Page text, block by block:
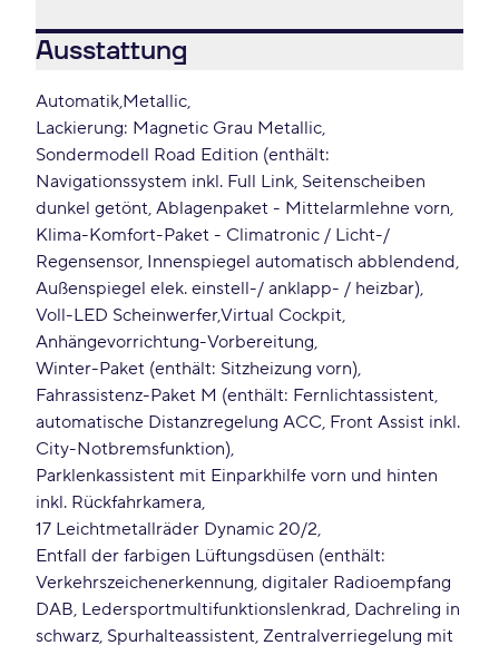
Ausstattung
Automatik Metallic
Lackierung: Magnetic Grau Metallic
Sondermodell Road Edition (enthält:
Navigationssystem inkl. Full Link, Seitenscheiben
dunkel getönt, Ablagenpaket - Mittelarmlehne vorn,
Klima-Komfort-Paket - Climatronic / Licht-/
Regensensor, Innenspiegel automatisch abblendend,
Außenspiegel elek. einstell-/ anklapp- / heizbar)
Voll-LED ScheinwerferVirtual Cockpit
Anhängevorrichtung-Vorbereitung
Winter-Paket (enthält: Sitzheizung vorn)
Fahrassistenz-Paket M (enthält: Fernlichtassistent,
automatische Distanzregelung ACC, Front Assist inkl.
City-Notbremsfunktion)
Parklenkassistent mit Einparkhilfe vorn und hinten
inkl. Rückfahrkamera
17 Leichtmetallräder Dynamic 20/2
Entfall der farbigen Lüftungsdüsen (enthält:
Verkehrszeichenerkennung, digitaler Radioempfang
DAB, Ledersportmultifunktionslenkrad, Dachreling in
schwarz, Spurhalteassistent, Zentralverriegelung mit